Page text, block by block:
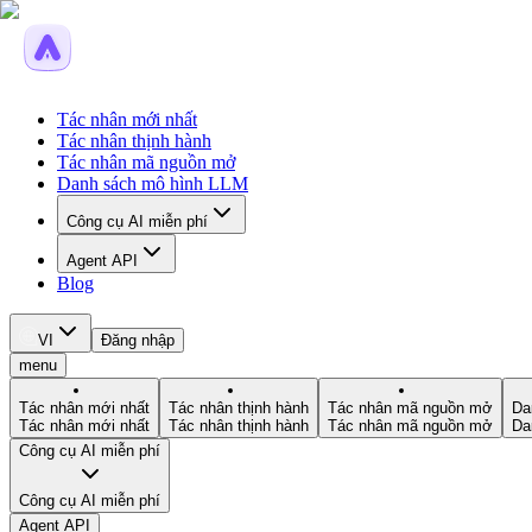
Tác nhân mới nhất
Tác nhân thịnh hành
Tác nhân mã nguồn mở
Danh sách mô hình LLM
Công cụ AI miễn phí
Agent API
Blog
VI
Đăng nhập
menu
Tác nhân mới nhất
Tác nhân mới nhất
Tác nhân thịnh hành
Tác nhân thịnh hành
Tác nhân mã nguồn mở
Tác nhân mã nguồn mở
Công cụ AI miễn phí
Công cụ AI miễn phí
Agent API